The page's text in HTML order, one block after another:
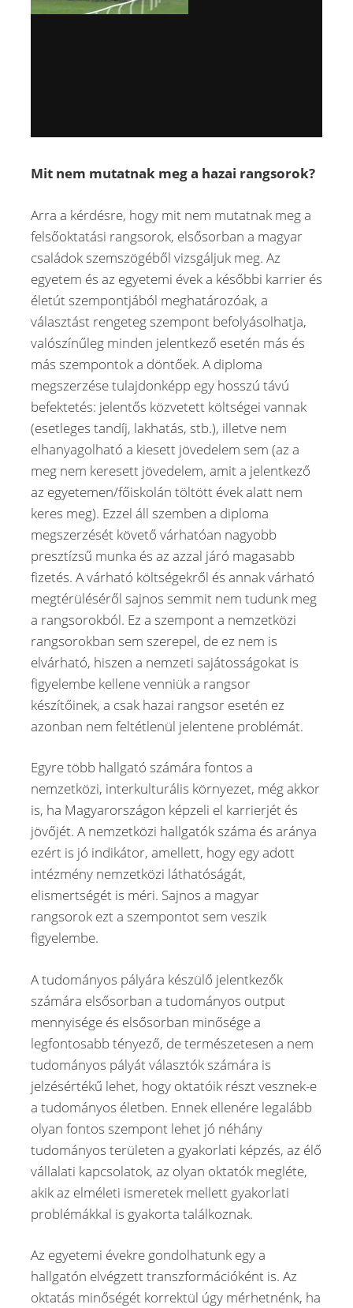
Mit nem mutatnak meg a hazai rangsorok?
Arra a kérdésre, hogy mit nem mutatnak meg a
felsőoktatási rangsorok, elsősorban a magyar
családok szemszögéből vizsgáljuk meg. Az
egyetem és az egyetemi évek a későbbi karrier és
életút szempontjából meghatározóak, a
választást rengeteg szempont befolyásolhatja,
valószínűleg minden jelentkező esetén más és
más szempontok a döntőek. A diploma
megszerzése tulajdonképp egy hosszú távú
befektetés: jelentős közvetett költségei vannak
(esetleges tandíj, lakhatás, stb.), illetve nem
elhanyagolható a kiesett jövedelem sem (az a
meg nem keresett jövedelem, amit a jelentkező
az egyetemen/főiskolán töltött évek alatt nem
keres meg). Ezzel áll szemben a diploma
megszerzését követő várhatóan nagyobb
presztízsű munka és az azzal járó magasabb
fizetés. A várható költségekről és annak várható
megtérüléséről sajnos semmit nem tudunk meg
a rangsorokból. Ez a szempont a nemzetközi
rangsorokban sem szerepel, de ez nem is
elvárható, hiszen a nemzeti sajátosságokat is
figyelembe kellene venniük a rangsor
készítőinek, a csak hazai rangsor esetén ez
azonban nem feltétlenül jelentene problémát.
Egyre több hallgató számára fontos a
nemzetközi, interkulturális környezet, még akkor
is, ha Magyarországon képzeli el karrierjét és
jövőjét. A nemzetközi hallgatók száma és aránya
ezért is jó indikátor, amellett, hogy egy adott
intézmény nemzetközi láthatóságát,
elismertségét is méri. Sajnos a magyar
rangsorok ezt a szempontot sem veszik
figyelembe.
A tudományos pályára készülő jelentkezők
számára elsősorban a tudományos output
mennyisége és elsősorban minősége a
legfontosabb tényező, de természetesen a nem
tudományos pályát választók számára is
jelzésértékű lehet, hogy oktatóik részt vesznek-e
a tudományos életben. Ennek ellenére legalább
olyan fontos szempont lehet jó néhány
tudományos területen a gyakorlati képzés, az élő
vállalati kapcsolatok, az olyan oktatók megléte,
akik az elméleti ismeretek mellett gyakorlati
problémákkal is gyakorta találkoznak.
Az egyetemi évekre gondolhatunk egy a
hallgatón elvégzett transzformációként is. Az
oktatás minőségét korrektül úgy mérhetnénk, ha